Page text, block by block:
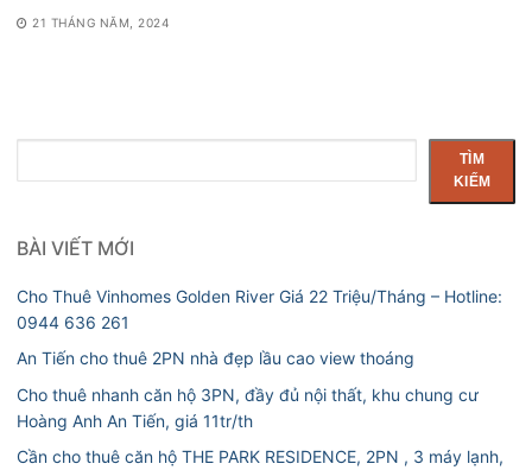
21 THÁNG NĂM, 2024
kiếm
TÌM
KIẾM
BÀI VIẾT MỚI
Cho Thuê Vinhomes Golden River Giá 22 Triệu/Tháng – Hotline:
0944 636 261
An Tiến cho thuê 2PN nhà đẹp lầu cao view thoáng
Cho thuê nhanh căn hộ 3PN, đầy đủ nội thất, khu chung cư
Hoàng Anh An Tiến, giá 11tr/th
Cần cho thuê căn hộ THE PARK RESIDENCE, 2PN , 3 máy lạnh,